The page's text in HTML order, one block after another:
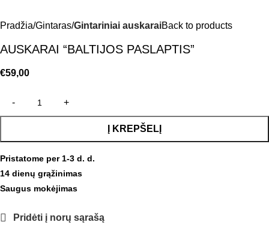
Pradžia Gintaras Gintariniai auskaraiBack to products
AUSKARAI “BALTIJOS PASLAPTIS”
€59,00
Į KREPŠELĮ
Pristatome per 1-3 d. d.
14 dienų grąžinimas
Saugus mokėjimas
Pridėti į norų sąrašą